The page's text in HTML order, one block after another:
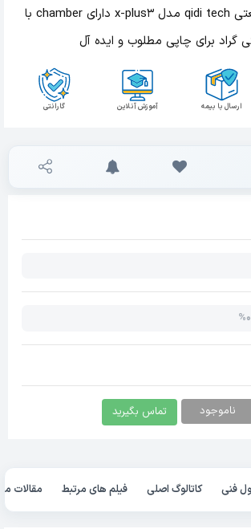
پرینتر فیلامنتی صنعتی qidi tech مدل x-plus3 دارای chamber با
گارانتی آموزش آنلاین ارسال با بیمه
0%
ناموجود تماس بگیرید
فنی کاتالوگ اصلی فیلم های مرتبط مقالات